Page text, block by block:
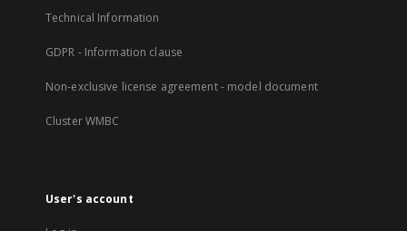
Technical Information
GDPR - Information clause
Non-exclusive license agreement - model document
Cluster WMBC
User's account